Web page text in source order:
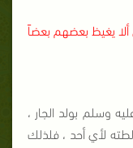
يغيظ بعضهم بعضاً
وسلم بولد الجار ،
لأي أحد ، فلذلك